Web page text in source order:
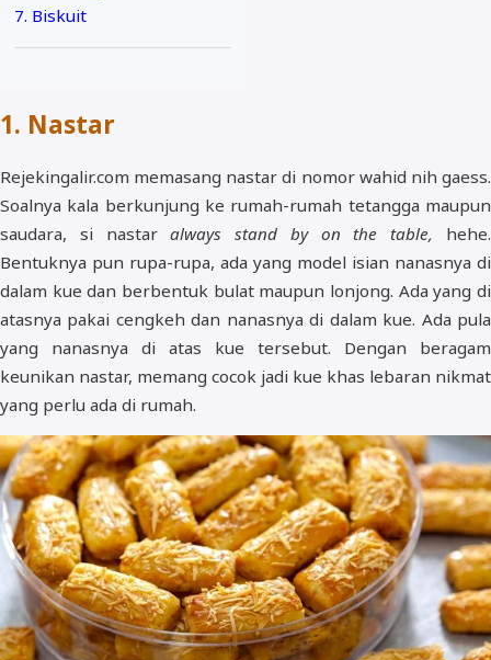
7. Biskuit
1. Nastar
Rejekingalir.com memasang nastar di nomor wahid nih gaess.
Soalnya kala berkunjung ke rumah-rumah tetangga maupun
saudara, si nastaralways stand by on the table, hehe.
Bentuknya pun rupa-rupa, ada yang model isian nanasnya di
dalam kue dan berbentuk bulat maupun lonjong. Ada yang di
atasnya pakai cengkeh dan nanasnya di dalam kue. Ada pula
yang nanasnya di atas kue tersebut. Dengan beragam
keunikan nastar, memang cocok jadi kue khas lebaran nikmat
yang perlu ada di rumah.